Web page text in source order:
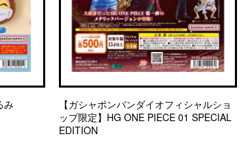
み
【ガシャポンバンダイオフィシャルショ
ップ限定】HG ONE PIECE 01 SPECIAL
EDITION